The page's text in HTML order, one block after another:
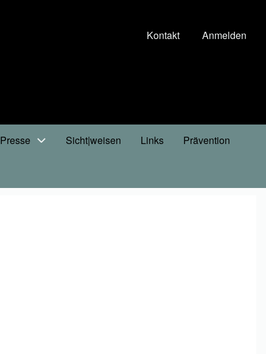
Kontakt Anmelden
Presse Sicht|weisen Links Prävention